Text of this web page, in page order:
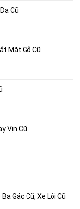
Cũ
Mặt Gỗ Cũ
Vịn Cũ
Gác Cũ, Xe Lôi Cũ